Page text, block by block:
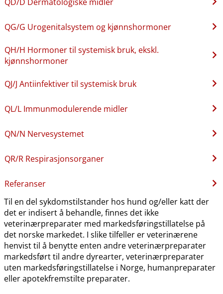
QG​/​G Urogenitalsystem og kjønnshormoner
QH​/​H Hormoner til systemisk bruk, ekskl.
kjønnshormoner
QJ​/​J Antiinfektiver til systemisk bruk
QL​/​L Immunmodulerende midler
QN​/​N Nervesystemet
QR​/​R Respirasjonsorganer
Referanser
Til en del sykdomstilstander hos hund og​/​eller katt der
det er indisert å behandle, finnes det ikke
veterinærpreparater med markedsføringstillatelse på
det norske markedet. I slike tilfeller er veterinærene
henvist til å benytte enten andre veterinærpreparater
markedsført til andre dyrearter, veterinærpreparater
uten markedsføringstillatelse i Norge, humanpreparater
eller apotekfremstilte preparater.